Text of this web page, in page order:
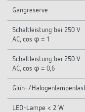
Gangreserve
Schaltleistung bei 250 V
AC, cos φ = 1
Schaltleistung bei 250 V
AC, cos φ = 0,6
Glüh-/Halogenlampenlast
LED-Lampe < 2 W